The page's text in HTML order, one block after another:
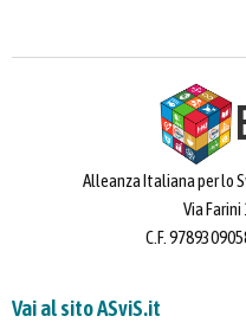
Alleanza Italiana per lo
Via Farini
C.F.
Vai al sito ASviS.it